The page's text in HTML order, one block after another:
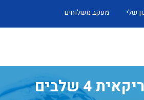
שלי מעקב משלוחים
4 שלבים